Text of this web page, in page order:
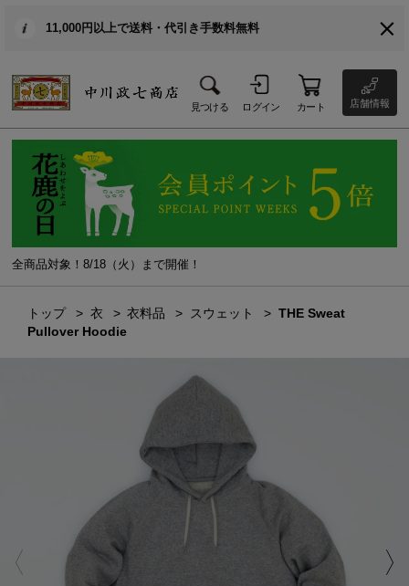
11,000円以上で送料・代引き手数料無料
見つける ログイン カート 店舗情報
全商品対象！8/18（火）まで開催！
トップ 衣 衣料品 スウェット
THE Sweat
Pullover Hoodie